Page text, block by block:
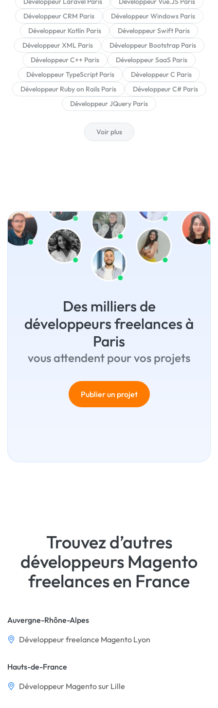
Développeur CRM Paris
Développeur Windows Paris
Développeur Kotlin Paris
Développeur Swift Paris
Développeur XML Paris
Développeur Bootstrap Paris
Développeur C++ Paris
Développeur SaaS Paris
Développeur TypeScript Paris
Développeur C Paris
Développeur Ruby on Rails Paris
Développeur C# Paris
Développeur JQuery Paris
Voir plus
Des milliers de
développeurs freelances à
Paris
vous attendent pour vos projets
Publier un projet
Trouvez d’autres
développeurs Magento
freelances en France
Auvergne-Rhône-Alpes
Développeur freelance Magento Lyon
Hauts-de-France
Développeur Magento sur Lille